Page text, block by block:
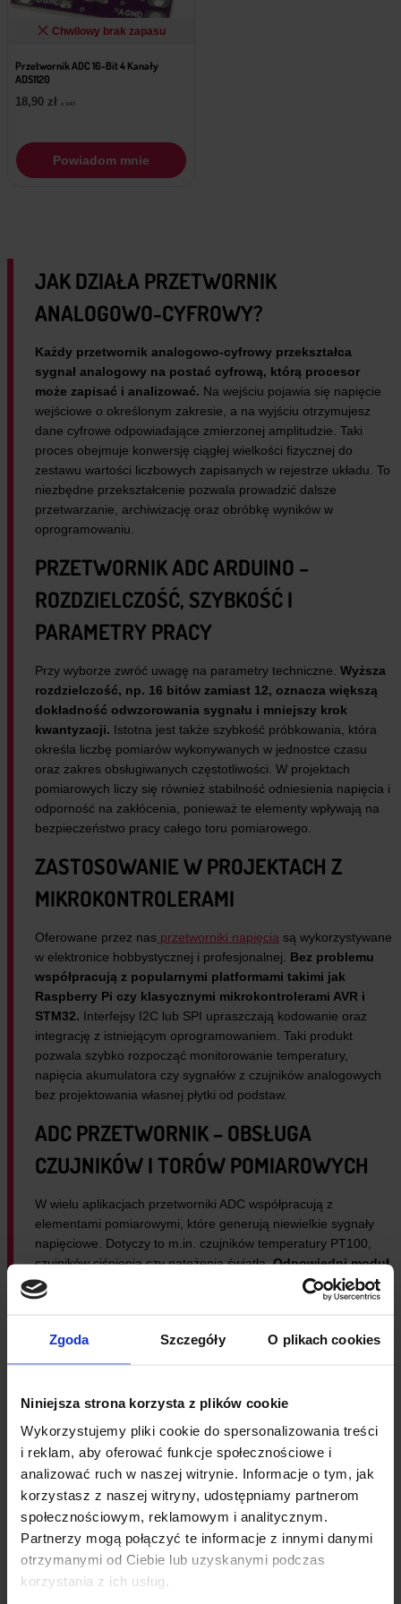
Zgoda Szczegóły O plikach cookies
Niniejsza strona korzysta z plików cookie
Wykorzystujemy pliki cookie do spersonalizowania treści
i reklam, aby oferować funkcje społecznościowe i
analizować ruch w naszej witrynie. Informacje o tym, jak
korzystasz z naszej witryny, udostępniamy partnerom
społecznościowym, reklamowym i analitycznym.
Partnerzy mogą połączyć te informacje z innymi danymi
otrzymanymi od Ciebie lub uzyskanymi podczas
korzystania z ich usług.
Chwilowy brak zapasu
Przetwornik ADC 16-Bit 4 Kanały
ADS1120
18,90 zł z VAT
Powiadom mnie
JAK DZIAŁA PRZETWORNIK
ANALOGOWO-CYFROWY?
Każdy przetwornik analogowo-cyfrowy przekształca
sygnał analogowy na postać cyfrową, którą procesor
może zapisać i analizować. Na wejściu pojawia się napięcie
wejściowe o określonym zakresie, a na wyjściu otrzymujesz
dane cyfrowe odpowiadające zmierzonej amplitudzie. Taki
proces obejmuje konwersję ciągłej wielkości fizycznej do
zestawu wartości liczbowych zapisanych w rejestrze układu. To
niezbędne przekształcenie pozwala prowadzić dalsze
przetwarzanie, archiwizację oraz obróbkę wyników w
oprogramowaniu.
PRZETWORNIK ADC ARDUINO –
ROZDZIELCZOŚĆ, SZYBKOŚĆ I
PARAMETRY PRACY
Przy wyborze zwróć uwagę na parametry techniczne. Wyższa
rozdzielczość, np. 16 bitów zamiast 12, oznacza większą
dokładność odwzorowania sygnału i mniejszy krok
kwantyzacji. Istotna jest także szybkość próbkowania, która
określa liczbę pomiarów wykonywanych w jednostce czasu
oraz zakres obsługiwanych częstotliwości. W projektach
pomiarowych liczy się również stabilność odniesienia napięcia i
odporność na zakłócenia, ponieważ te elementy wpływają na
bezpieczeństwo pracy całego toru pomiarowego.
ZASTOSOWANIE W PROJEKTACH Z
MIKROKONTROLERAMI
Oferowane przez nas przetworniki napięcia są wykorzystywane
w elektronice hobbystycznej i profesjonalnej. Bez problemu
współpracują z popularnymi platformami takimi jak
Raspberry Pi czy klasycznymi mikrokontrolerami AVR i
STM32. Interfejsy I2C lub SPI upraszczają kodowanie oraz
integrację z istniejącym oprogramowaniem. Taki produkt
pozwala szybko rozpocząć monitorowanie temperatury,
napięcia akumulatora czy sygnałów z czujników analogowych
bez projektowania własnej płytki od podstaw.
ADC PRZETWORNIK – OBSŁUGA
CZUJNIKÓW I TORÓW POMIAROWYCH
W wielu aplikacjach przetworniki ADC współpracują z
elementami pomiarowymi, które generują niewielkie sygnały
napięciowe. Dotyczy to m.in. czujników temperatury PT100,
czujników ciśnienia czy natężenia światła.Odpowiedni moduł
z wbudowanym wzmacniaczem pomiarowym umożliwia
precyzyjne odczyty nawet przy małych różnicach
systemach automatyki, instalacjach przemysłowych oraz
projektach, w których wymagane jest ciągłe monitorowanie
INTEGRACJA Z UKŁADAMI STEROWANIA
W systemach automatyki działanie opiera się na stałej analizie
pomiarów.Sygnał z czujnika trafia do przetwornika
analogowo-cyfrowego, a po przetworzeniu przez
mikrokontroler może zostać przekazany do układu
wyjściowego generującego sygnał sterujący.W ten sposób
pomiar bezpośrednio wpływa na reakcję elementu
wykonawczego.